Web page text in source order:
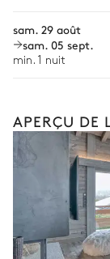
Buanderie
Lit double
TV
Visites
Ski-fitting à
Chiens de
Les services et
saison, la
vous guidera
sam. 29 août
sam. 05 sept.
min. 1 nuit
APERÇU DE